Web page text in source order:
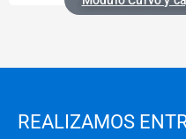
REALIZAMOS